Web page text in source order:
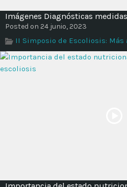
Imágenes Diagnósticas
Posted on 24 junio, 2023
II Simposio de Escoliosis: